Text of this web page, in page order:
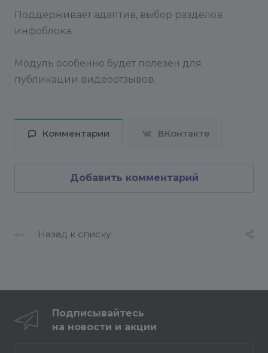
Поддерживает адаптив, выбор разделов
инфоблока.
Модуль особенно будет полезен для
публикации видеоотзывов.
Комментарии ВКонтакте
Добавить комментарий
Назад к списку
Подписывайтесь
на новости и акции